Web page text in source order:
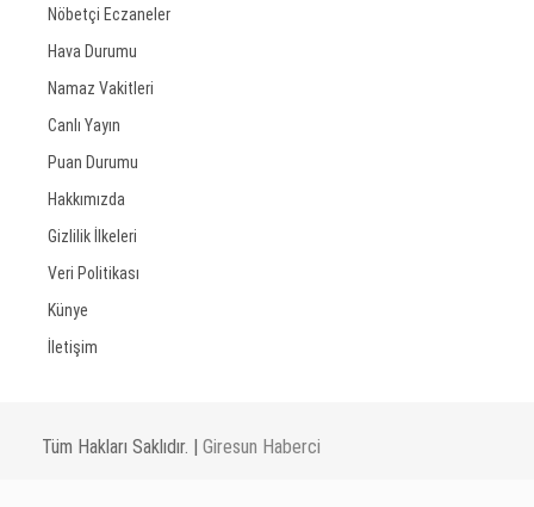
Nöbetçi Eczaneler
Hava Durumu
Namaz Vakitleri
Canlı Yayın
Puan Durumu
Hakkımızda
Gizlilik İlkeleri
Veri Politikası
Künye
İletişim
Tüm Hakları Saklıdır. | Giresun Haberci